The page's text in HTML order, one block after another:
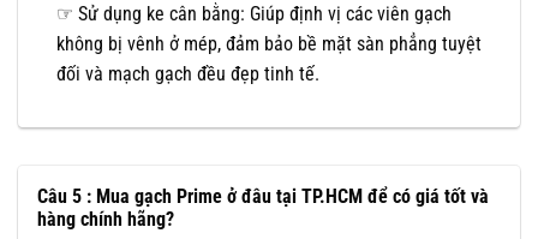
☞ Sử dụng ke cân bằng: Giúp định vị các viên gạch
không bị vênh ở mép, đảm bảo bề mặt sàn phẳng tuyệt
đối và mạch gạch đều đẹp tinh tế.
Câu 5 : Mua gạch Prime ở đâu tại TP.HCM để có giá tốt và
hàng chính hãng?